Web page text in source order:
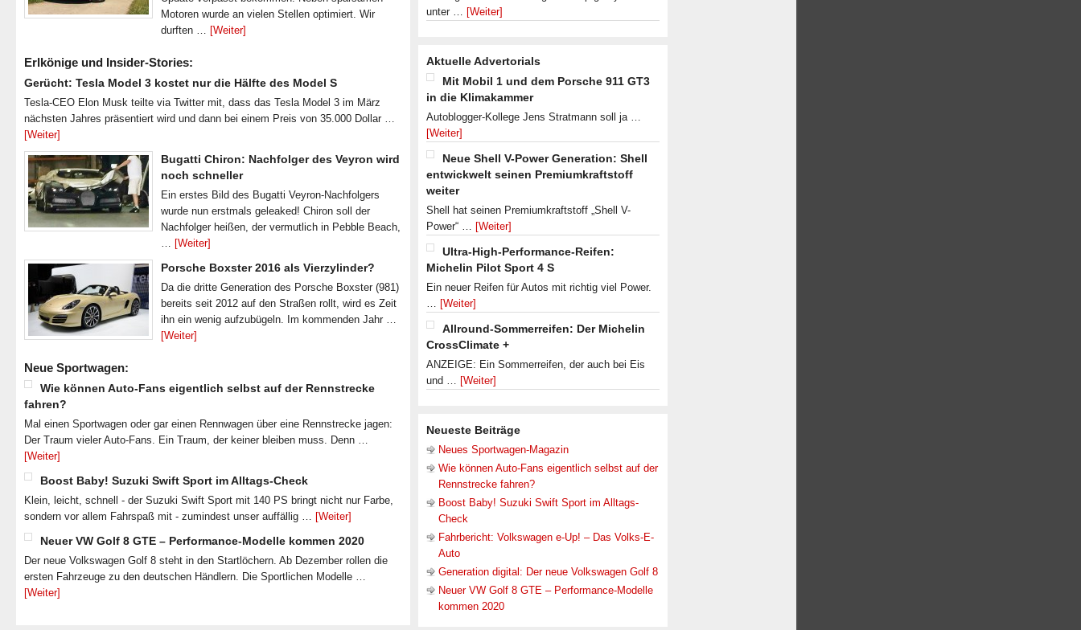
Motoren wurde an vielen Stellen optimiert. Wir
durften … [Weiter]
Erlkönige und Insider-Stories:
Gerücht: Tesla Model 3 kostet nur die Hälfte des Model S
Tesla-CEO Elon Musk teilte via Twitter mit, dass das Tesla Model 3 im März
nächsten Jahres präsentiert wird und dann bei einem Preis von 35.000 Dollar …
[Weiter]
Bugatti Chiron: Nachfolger des Veyron wird
noch schneller
Ein erstes Bild des Bugatti Veyron-Nachfolgers
wurde nun erstmals geleaked! Chiron soll der
Nachfolger heißen, der vermutlich in Pebble Beach,
… [Weiter]
Porsche Boxster 2016 als Vierzylinder?
Da die dritte Generation des Porsche Boxster (981)
bereits seit 2012 auf den Straßen rollt, wird es Zeit
ihn ein wenig aufzubügeln. Im kommenden Jahr …
[Weiter]
Neue Sportwagen:
Wie können Auto-Fans eigentlich selbst auf der Rennstrecke
fahren?
Mal einen Sportwagen oder gar einen Rennwagen über eine Rennstrecke jagen:
Der Traum vieler Auto-Fans. Ein Traum, der keiner bleiben muss. Denn …
[Weiter]
Boost Baby! Suzuki Swift Sport im Alltags-Check
Klein, leicht, schnell - der Suzuki Swift Sport mit 140 PS bringt nicht nur Farbe,
sondern vor allem Fahrspaß mit - zumindest unser auffällig … [Weiter]
Neuer VW Golf 8 GTE – Performance-Modelle kommen 2020
Der neue Volkswagen Golf 8 steht in den Startlöchern. Ab Dezember rollen die
ersten Fahrzeuge zu den deutschen Händlern. Die Sportlichen Modelle …
[Weiter]
unter … [Weiter]
Aktuelle Advertorials
Mit Mobil 1 und dem Porsche 911 GT3
in die Klimakammer
Autoblogger-Kollege Jens Stratmann soll ja …
[Weiter]
Neue Shell V-Power Generation: Shell
entwickwelt seinen Premiumkraftstoff
weiter
Shell hat seinen Premiumkraftstoff „Shell V-
Power“ … [Weiter]
Ultra-High-Performance-Reifen:
Michelin Pilot Sport 4 S
Ein neuer Reifen für Autos mit richtig viel Power.
… [Weiter]
Allround-Sommerreifen: Der Michelin
CrossClimate +
ANZEIGE: Ein Sommerreifen, der auch bei Eis
und … [Weiter]
Neueste Beiträge
Neues Sportwagen-Magazin
Wie können Auto-Fans eigentlich selbst auf der
Rennstrecke fahren?
Boost Baby! Suzuki Swift Sport im Alltags-
Check
Fahrbericht: Volkswagen e-Up! – Das Volks-E-
Auto
Generation digital: Der neue Volkswagen Golf 8
Neuer VW Golf 8 GTE – Performance-Modelle
kommen 2020